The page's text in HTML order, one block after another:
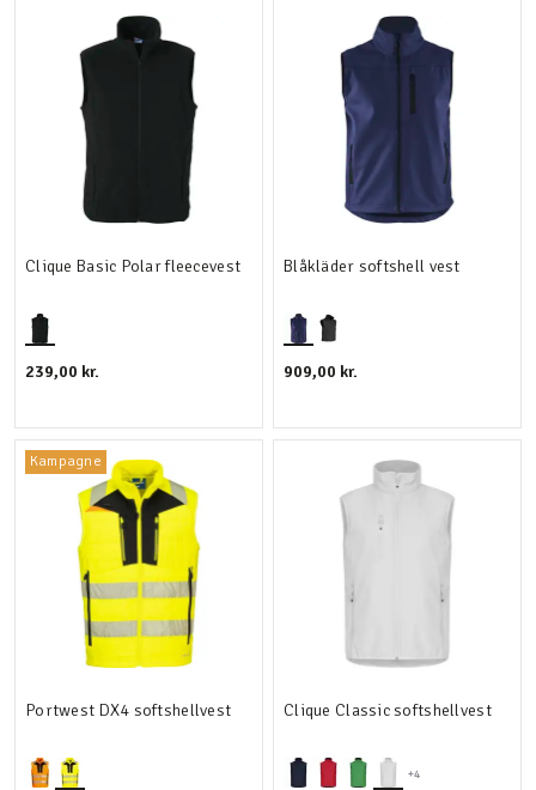
Clique Basic Polar fleecevest
239,00 kr.
Blåkläder softshell vest
909,00 kr.
Kampagne
Portwest DX4 softshellvest
+4
Clique Classic softshellvest